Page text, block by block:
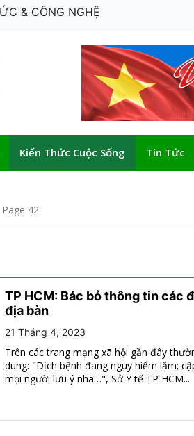
& CÔNG NGHỆ
Kiến Thức Cuộc Sống Tin Tức
Page 42
TP HCM: Bác bỏ thông tin các
địa bàn
21 Tháng 4, 2023
Trên các trang mạng xã hội gần đây
dung: "Dịch bệnh đang nguy hiểm lắm;
mọi người lưu ý nha…", Sở Y tế TP HCM...